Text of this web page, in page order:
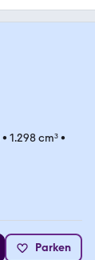
• 1.298 cm³•
Parken